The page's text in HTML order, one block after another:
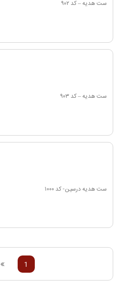
ست هدیه – کد ۹۰۲
ست هدیه – کد ۹۰۳
ست هدیه درسین- کد ۱۰۰۰
1